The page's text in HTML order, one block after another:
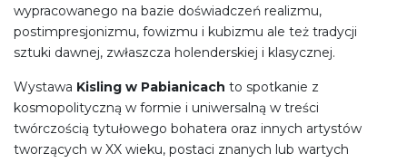
wypracowanego na bazie doświadczeń realizmu,
postimpresjonizmu, fowizmu i kubizmu ale też tradycji
sztuki dawnej, zwłaszcza holenderskiej i klasycznej.
Wystawa Kisling w Pabianicach to spotkanie z
kosmopolityczną w formie i uniwersalną w treści
twórczością tytułowego bohatera oraz innych artystów
tworzących w XX wieku, postaci znanych lub wartych